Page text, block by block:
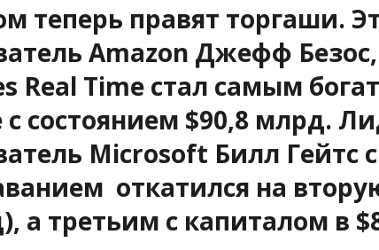
теперь правят торгаши.
Amazon Джефф
Real Time стал самым
состоянием $90,8 млрд.
Microsoft Билл Гейтс
откатился на
а третьим с капиталом в